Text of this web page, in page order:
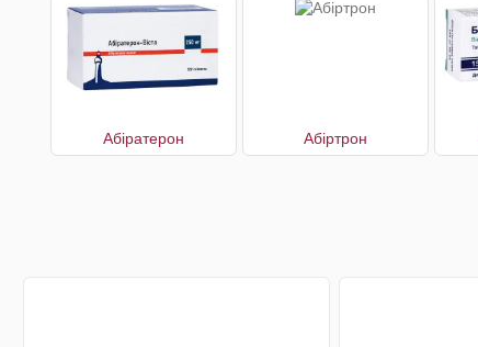
Абіратерон Абіртрон